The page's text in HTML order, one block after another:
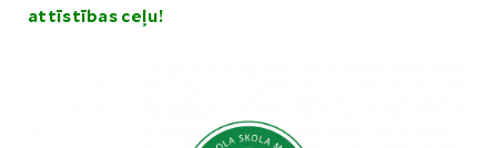
attīstības ceļu!